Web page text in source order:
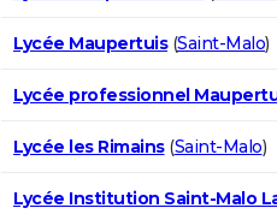
Lycée Maupertuis(Saint-Malo)
Lycée professionnel
Lycée les Rimains(Saint-Malo)
Lycée Institution Saint-Malo